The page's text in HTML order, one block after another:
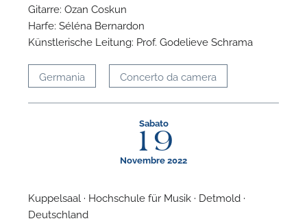
Gitarre: Ozan Coskun
Harfe: Séléna Bernardon
Künstlerische Leitung: Prof. Godelieve Schrama
Germania Concerto da camera
Sabato
19
Novembre 2022
Kuppelsaal · Hochschule für Musik · Detmold ·
Deutschland